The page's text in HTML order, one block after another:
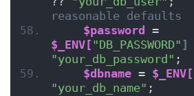
reasonable defaults
$password
$_ENV[ "DB_PASSWORD" ]
"your_db_password" ;
$dbname = $_ENV[
"your_db_name" ;